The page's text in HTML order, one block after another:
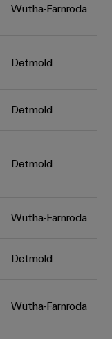
Wutha-Farnroda
Detmold
Detmold
Detmold
Wutha-Farnroda
Detmold
Wutha-Farnroda